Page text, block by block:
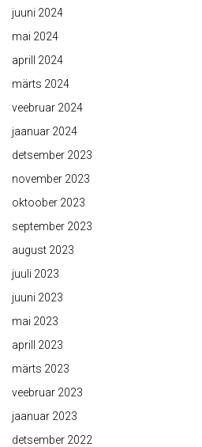
juuni 2024
mai 2024
aprill 2024
märts 2024
veebruar 2024
jaanuar 2024
detsember 2023
november 2023
oktoober 2023
september 2023
august 2023
juuli 2023
juuni 2023
mai 2023
aprill 2023
märts 2023
veebruar 2023
jaanuar 2023
detsember 2022